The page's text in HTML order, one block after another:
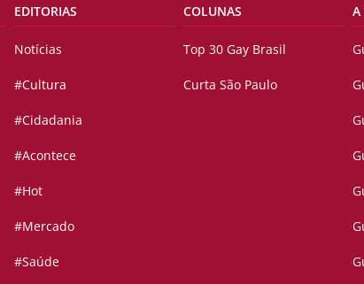
EDITORIAS
Notícias
#Cultura
#Cidadania
#Acontece
#Hot
#Mercado
#Saúde
COLUNAS
Top 30 Gay Brasil
Curta São Paulo
A